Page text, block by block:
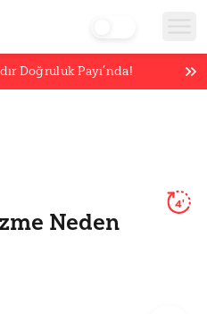
Doğruluk Payı’nda!
Neden
4'